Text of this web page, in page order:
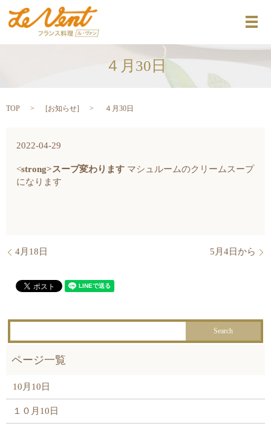
メ
４月30日
TOP [お知らせ] ４月30日
2022-04-29
<strong>スープ変わります マシュルームのクリームスープ
になります
4月18日 5月4日から
10月10日
１０月10日